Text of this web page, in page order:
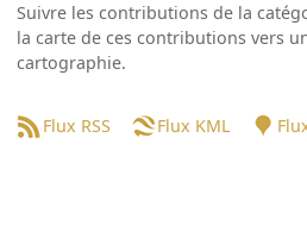
Suivre les contributions de la
la carte de ces contributions vers
cartographie.
Flux RSS Flux KML